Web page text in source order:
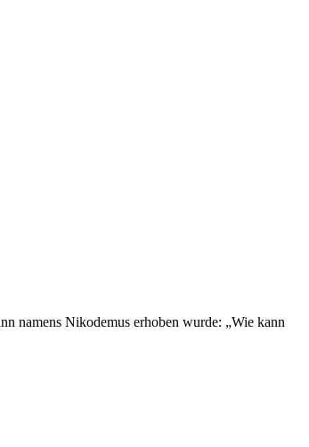
namens Nikodemus erhoben wurde: „Wie kann